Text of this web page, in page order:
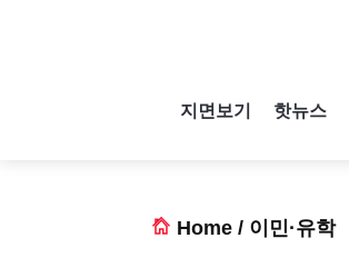
지면보기 핫뉴스
Home / 이민·유학